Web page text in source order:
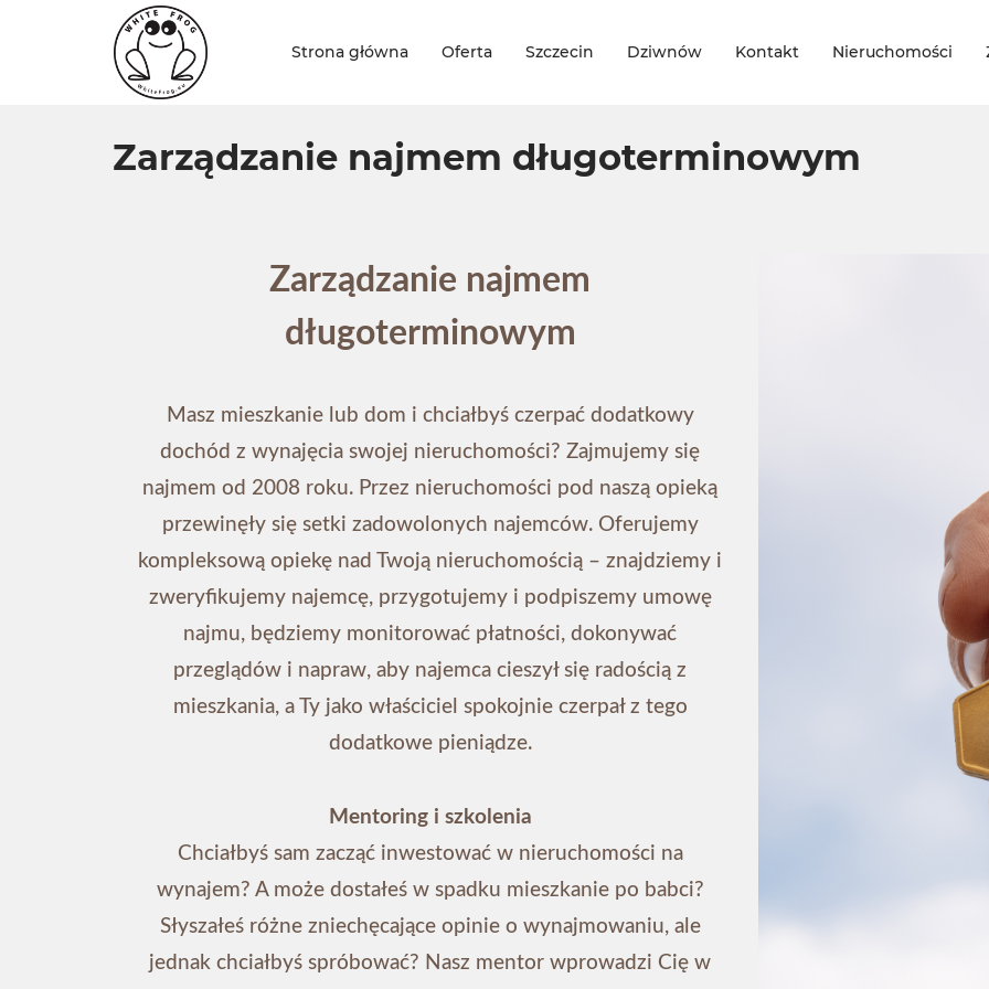
Strona główna Oferta Szczecin Dziwnów Kontakt Nieruchomości
Zarządzanie najmem długoterminowym
Zarządzanie najmem
długoterminowym
Masz mieszkanie lub dom i chciałbyś czerpać dodatkowy
dochód z wynajęcia swojej nieruchomości? Zajmujemy się
najmem od 2008 roku. Przez nieruchomości pod naszą opieką
przewinęły się setki zadowolonych najemców. Oferujemy
kompleksową opiekę nad Twoją nieruchomością – znajdziemy i
zweryfikujemy najemcę, przygotujemy i podpiszemy umowę
najmu, będziemy monitorować płatności, dokonywać
przeglądów i napraw, aby najemca cieszył się radością z
mieszkania, a Ty jako właściciel spokojnie czerpał z tego
dodatkowe pieniądze.
Mentoring i szkolenia
Chciałbyś sam zacząć inwestować w nieruchomości na
wynajem? A może dostałeś w spadku mieszkanie po babci?
Słyszałeś różne zniechęcające opinie o wynajmowaniu, ale
jednak chciałbyś spróbować? Nasz mentor wprowadzi Cię w